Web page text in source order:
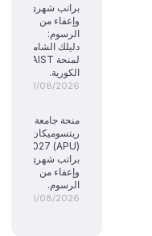
براتب شهري
وإعفاء من
الرسوم:
دليلك الشامل
لمنحة KAIST
الكورية.
03/08/2026
منحة جامعة
ريتسوميكان
براتب شهري
وإعفاء من
الرسوم.
03/08/2026